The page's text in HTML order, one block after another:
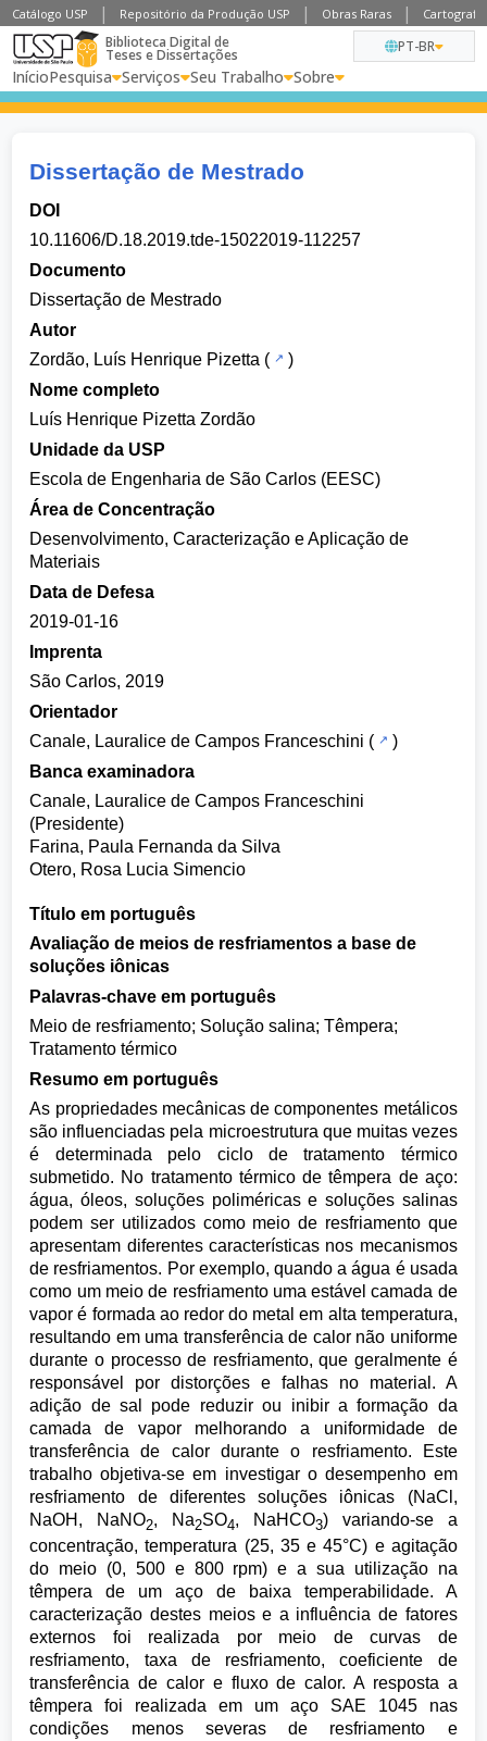
Catálogo USP Repositório da Produção USP Obras Raras
Biblioteca Digital de
Teses e Dissertações
InícioPesquisa Serviços Seu Trabalho Sobre
PT-BR
Dissertação de Mestrado
DOI
10.11606/D.18.2019.tde-15022019-112257
Documento
Dissertação de Mestrado
Autor
Zordão, Luís Henrique Pizetta (
)
Nome completo
Luís Henrique Pizetta Zordão
Unidade da USP
Escola de Engenharia de São Carlos (EESC)
Área de Concentração
Desenvolvimento, Caracterização e Aplicação de
Materiais
Data de Defesa
2019-01-16
Imprenta
São Carlos, 2019
Orientador
Canale, Lauralice de Campos Franceschini (
)
Banca examinadora
Canale, Lauralice de Campos Franceschini
(Presidente)
Farina, Paula Fernanda da Silva
Otero, Rosa Lucia Simencio
Título em português
Avaliação de meios de resfriamentos a base de
soluções iônicas
Palavras-chave em português
Meio de resfriamento; Solução salina; Têmpera;
Tratamento térmico
Resumo em português
As propriedades mecânicas de componentes metálicos
são influenciadas pela microestrutura que muitas vezes
é determinada pelo ciclo de tratamento térmico
submetido. No tratamento térmico de têmpera de aço:
água, óleos, soluções poliméricas e soluções salinas
podem ser utilizados como meio de resfriamento que
apresentam diferentes características nos mecanismos
de resfriamentos. Por exemplo, quando a água é usada
como um meio de resfriamento uma estável camada de
vapor é formada ao redor do metal em alta temperatura,
resultando em uma transferência de calor não uniforme
durante o processo de resfriamento, que geralmente é
responsável por distorções e falhas no material. A
adição de sal pode reduzir ou inibir a formação da
camada de vapor melhorando a uniformidade de
transferência de calor durante o resfriamento. Este
trabalho objetiva-se em investigar o desempenho em
resfriamento de diferentes soluções iônicas (NaCl,
NaOH, NaNO2, Na2SO4, NaHCO3) variando-se a
concentração, temperatura (25, 35 e 45°C) e agitação
do meio (0, 500 e 800 rpm) e a sua utilização na
têmpera de um aço de baixa temperabilidade. A
caracterização destes meios e a influência de fatores
externos foi realizada por meio de curvas de
resfriamento, taxa de resfriamento, coeficiente de
transferência de calor e fluxo de calor. A resposta a
têmpera foi realizada em um aço SAE 1045 nas
condições menos severas de resfriamento e